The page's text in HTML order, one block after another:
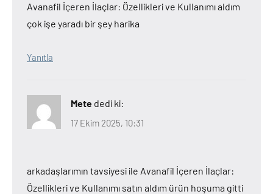
Avanafil İçeren İlaçlar: Özellikleri ve Kullanımı aldım
çok işe yaradı bir şey harika
Yanıtla
Mete dedi ki:
17 Ekim 2025, 10:31
arkadaşlarımın tavsiyesi ile Avanafil İçeren İlaçlar:
Özellikleri ve Kullanımı satın aldım ürün hoşuma gitti